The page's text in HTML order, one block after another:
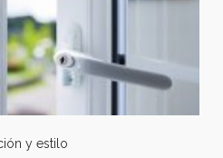
y estilo